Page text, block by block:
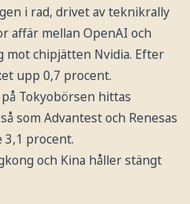
i rad, drivet av teknikrally
affär mellan OpenAI och
mot chipjätten Nvidia. Efter
upp 0,7 procent.
Tokyobörsen hittas
som Advantest och Renesas
procent.
och Kina håller stängt